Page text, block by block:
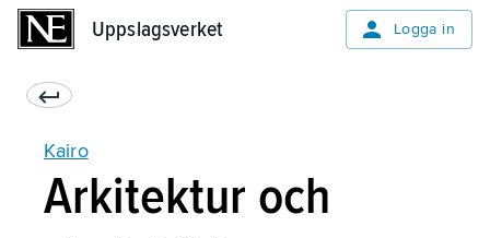
Uppslagsverket Logga in
Kairo
Arkitektur och